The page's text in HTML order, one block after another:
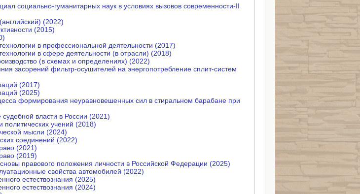
социально-гуманитарных наук в условиях вызовов современности-II
(2022)
(2015)
в профессиональной деятельности (2017)
в сфере деятельности (в отрасли) (2018)
(в схемах и определениях) (2022)
засорений фильтр-осушителей на энергопотребление сплит-систем
(2017)
(2025)
формирования неуравновешенных сил в стиральном барабане при
судебной власти в России (2021)
политических учений (2018)
мысли (2024)
соединений (2022)
(2021)
(2019)
правового положения личности в Российской Федерации (2025)
свойства автомобилей (2022)
естествознания (2025)
естествознания (2024)